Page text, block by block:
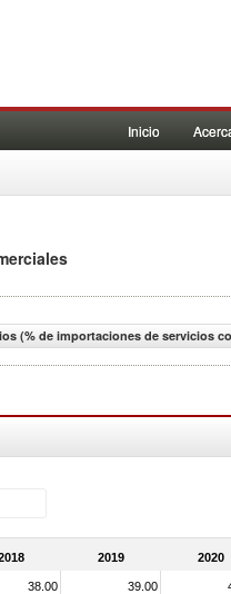
Inicio
(% de importaciones de servicios
2019 2020
38.00 39.00